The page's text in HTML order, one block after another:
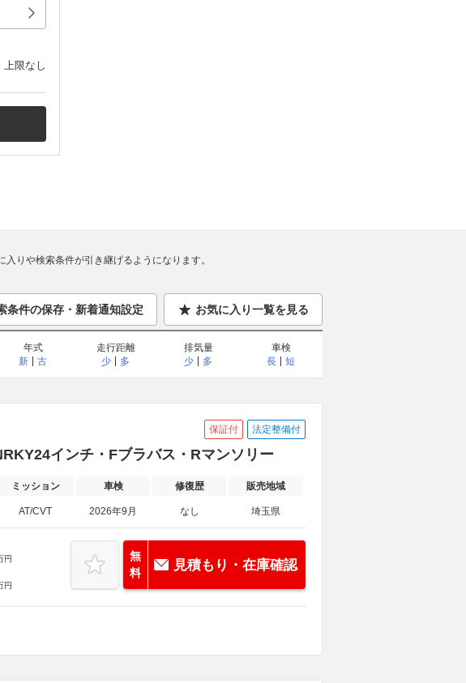
上限なし
りや検索条件が引き継げるようになります。
条件の保存・新着通知設定 お気に入り一覧を見る
年式
新
古
走行距離
少
多
排気量
少
多
車検
長
短
保証付 法定整備付
インチ・Fブラバス・Rマンソリー
ミッション 車検 修復歴 販売地域
AT/CVT 2026年9月 なし 埼玉県
円
円
無
料
見積もり・在庫確認